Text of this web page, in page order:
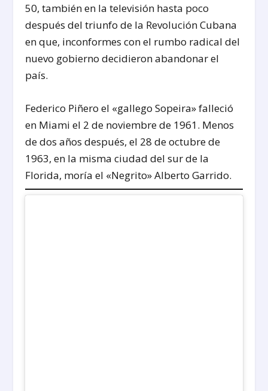
50, también en la televisión hasta poco
después del triunfo de la Revolución Cubana
en que, inconformes con el rumbo radical del
nuevo gobierno decidieron abandonar el
país.
Federico Piñero el «gallego Sopeira» falleció
en Miami el 2 de noviembre de 1961. Menos
de dos años después, el 28 de octubre de
1963, en la misma ciudad del sur de la
Florida, moría el «Negrito» Alberto Garrido.